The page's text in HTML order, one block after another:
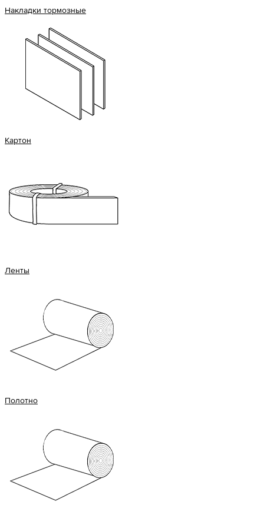
Накладки тормозные
Картон
Ленты
Полотно